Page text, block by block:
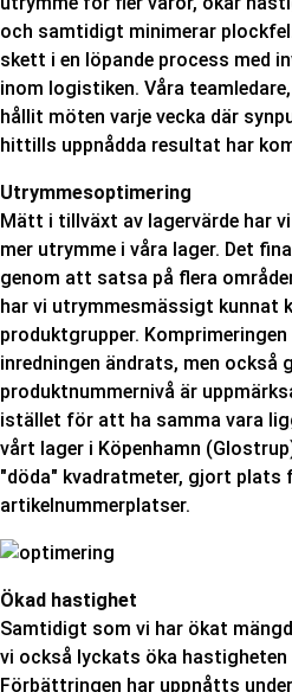
och samtidigt minimerar
skett i en löpande process med
inom logistiken. Våra
hållit möten varje vecka där
hittills uppnådda resultat har
Utrymmesoptimering
Mätt i tillväxt av lagervärde har
mer utrymme i våra lager. Det
genom att satsa på flera
har vi utrymmesmässigt kunnat
produktgrupper.
inredningen ändrats, men också
produktnummernivå är
istället för att ha samma vara
vårt lager i Köpenhamn
"döda" kvadratmeter, gjort plats
artikelnummerplatser.
Ökad hastighet
Samtidigt som vi har ökat
vi också lyckats öka hastigheten
Förbättringen har uppnåtts